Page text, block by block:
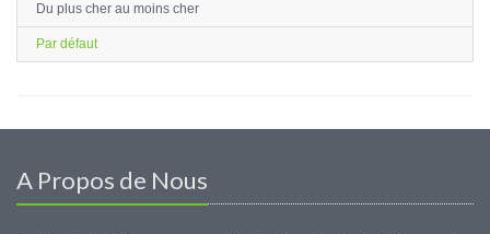
Du plus cher au moins cher
Par défaut
A Propos de Nous